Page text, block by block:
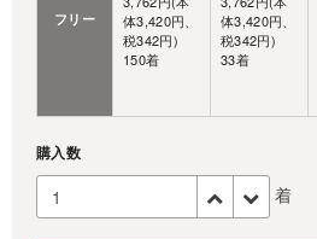
フリー
体3,420円、
税342円)
150着
体3,420円、
税342円)
33着
購入数
着